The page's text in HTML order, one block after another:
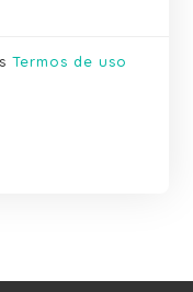
Termos de uso